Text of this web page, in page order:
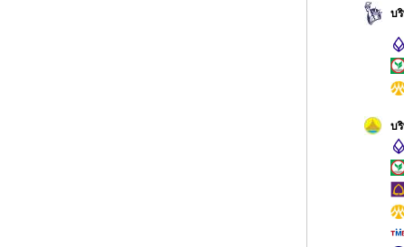
บ
บ